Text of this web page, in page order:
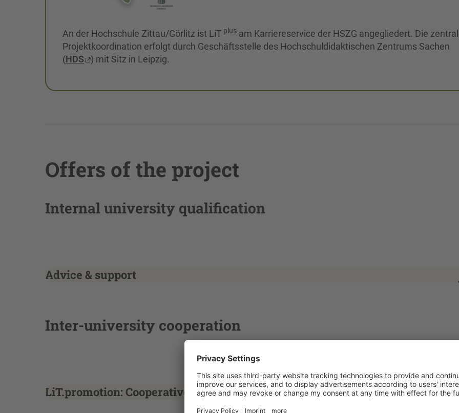
An der Hochschule Zittau/Görlitz ist LiT plus am Karriereservice der HSZG angegliedert. Die
Projektkoordination erfolgt durch Geschäftsstelle des Hochschuldidaktischen Zentrums Sachen
(HDS ) mit Sitz in Leipzig.
Offers of the project
Internal university qualification
Advice & support
Inter-university cooperation
LiT.promotion: Cooperative teaching